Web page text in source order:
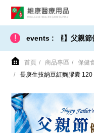
! events :
免運 - 小提醒】父親節健康
首頁 商品專區 保健
長庚生技納豆紅麴膠囊 120